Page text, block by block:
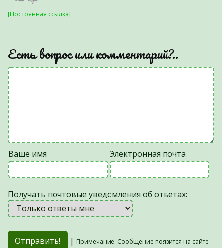
[Постоянная ссылка]
Есть вопрос или комментарий?..
Ваше имя Электронная почта
Получать почтовые уведомления об ответах:
| Примечание. Сообщение появится на сайте